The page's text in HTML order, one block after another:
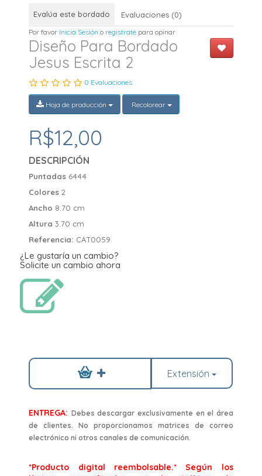
Evalúa este bordado Evaluaciones (0)
Por favor Inicia Sesión o registrate para opinar
Diseño Para Bordado
Jesus Escrita 2
0 Evaluaciones
Hoja de producción Recolorear
R$12,00
DESCRIPCIÓN
Puntadas 6444
Colores2
Ancho 8.70 cm
Altura3.70 cm
Referencia: CAT0059
¿Le gustaría un cambio?
Solicite un cambio ahora
Extensión
ENTREGA: Debes descargar exclusivamente en el área
de clientes. No proporcionamos matrices de correo
electrónico ni otros canales de comunicación.
*Producto digital reembolsable.* Según los